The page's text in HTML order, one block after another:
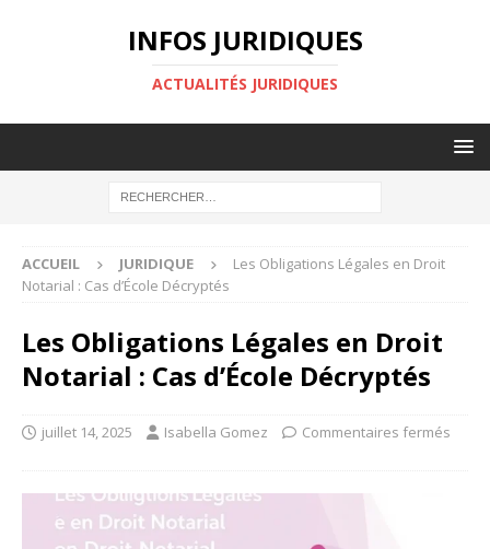
INFOS JURIDIQUES
ACTUALITÉS JURIDIQUES
ACCUEIL JURIDIQUE
Les Obligations Légales en Droit
Notarial : Cas d’École Décryptés
Les Obligations Légales en Droit
Notarial : Cas d’École Décryptés
juillet 14, 2025 Isabella Gomez Commentaires fermés